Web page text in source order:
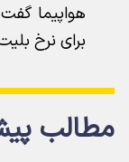
هواپیما
برای نرخ بلیت
مطالب